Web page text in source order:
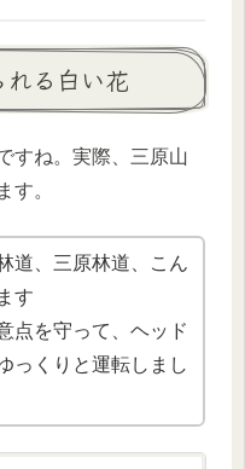
る白い花
すね。実際、三原山
す。
道、三原林道、こん
す
点を守って、ヘッド
っくりと運転しまし